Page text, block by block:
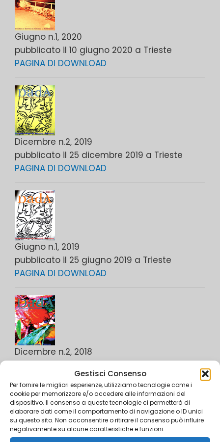
Gestisci Consenso
Per fornire le migliori esperienze, utilizziamo tecnologie come i
cookie per memorizzare e/o accedere alle informazioni del
dispositivo. Il consenso a queste tecnologie ci permetterà di
elaborare dati come il comportamento di navigazione o ID unici
su questo sito. Non acconsentire o ritirare il consenso può influire
negativamente su alcune caratteristiche e funzioni.
Giugno n.1, 2020
pubblicato il 10 giugno 2020 a Trieste
PAGINA DI DOWNLOAD
Dicembre n.2, 2019
pubblicato il 25 dicembre 2019 a Trieste
PAGINA DI DOWNLOAD
Giugno n.1, 2019
pubblicato il 25 giugno 2019 a Trieste
PAGINA DI DOWNLOAD
Dicembre n.2, 2018
PAGINA DI DOWNLOAD